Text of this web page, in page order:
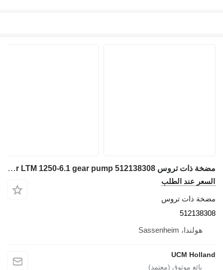
مضخة ذات تروس Liebherr LTM 1250-6.1 gear pump 512138308 لـ شاحنة رافعة
السعر عند الطلب
مضخة ذات تروس
512138308
هولندا، Sassenheim
UCM Holland